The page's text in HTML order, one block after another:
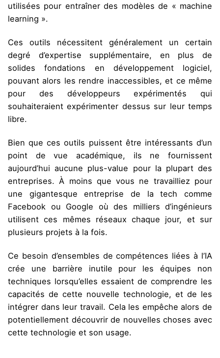
utilisées pour entraîner des modèles de « machine
learning ».
Ces outils nécessitent généralement un certain
degré d’expertise supplémentaire, en plus de
solides fondations en développement logiciel,
pouvant alors les rendre inaccessibles, et ce même
pour des développeurs expérimentés qui
souhaiteraient expérimenter dessus sur leur temps
libre.
Bien que ces outils puissent être intéressants d’un
point de vue académique, ils ne fournissent
aujourd’hui aucune plus-value pour la plupart des
entreprises. À moins que vous ne travailliez pour
une gigantesque entreprise de la tech comme
Facebook ou Google où des milliers d’ingénieurs
utilisent ces mêmes réseaux chaque jour, et sur
plusieurs projets à la fois.
Ce besoin d’ensembles de compétences liées à l’IA
crée une barrière inutile pour les équipes non
techniques lorsqu’elles essaient de comprendre les
capacités de cette nouvelle technologie, et de les
intégrer dans leur travail. Cela les empêche alors de
potentiellement découvrir de nouvelles choses avec
cette technologie et son usage.